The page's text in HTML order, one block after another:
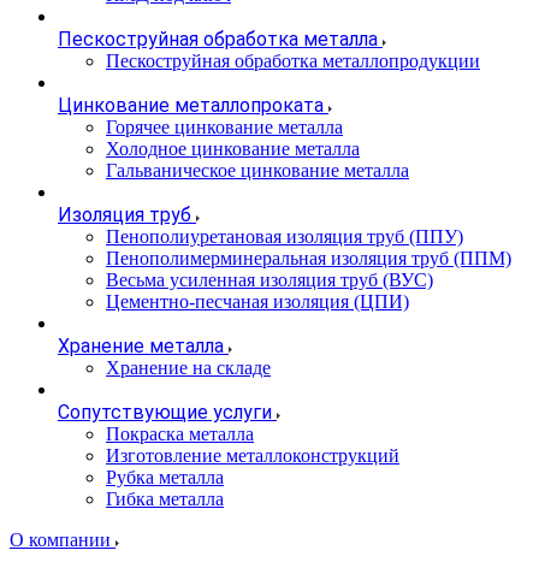
Пескоструйная обработка металла
Пескоструйная обработка металлопродукции
Цинкование металлопроката
Горячее цинкование металла
Холодное цинкование металла
Гальваническое цинкование металла
Изоляция труб
Пенополиуретановая изоляция труб (ППУ)
Пенополимерминеральная изоляция труб (ППМ)
Весьма усиленная изоляция труб (ВУС)
Цементно-песчаная изоляция (ЦПИ)
Хранение металла
Хранение на складе
Сопутствующие услуги
Покраска металла
Изготовление металлоконструкций
Рубка металла
Гибка металла
О компании